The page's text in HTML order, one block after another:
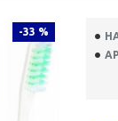
-33 %